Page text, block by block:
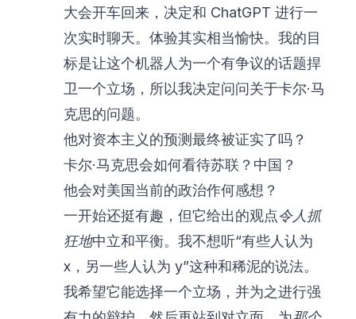
大会开车回来，决定和 ChatGPT 进行一
次实时聊天。体验其实相当愉快。我的目
标是让这个机器人为一个有争议的话题捍
卫一个立场，所以我决定问问关于卡尔·马
克思的问题。
他对资本主义的预测最终被证实了吗？
卡尔·马克思会如何看待苏联？中国？
他会对美国当前的政治作何感想？
一开始还挺有趣，但它给出的观点令人抓
狂地中立和平衡。我不想听“有些人认为
x，另一些人认为 y”这种和稀泥的说法。
我希望它能选择一个立场，并为之进行强